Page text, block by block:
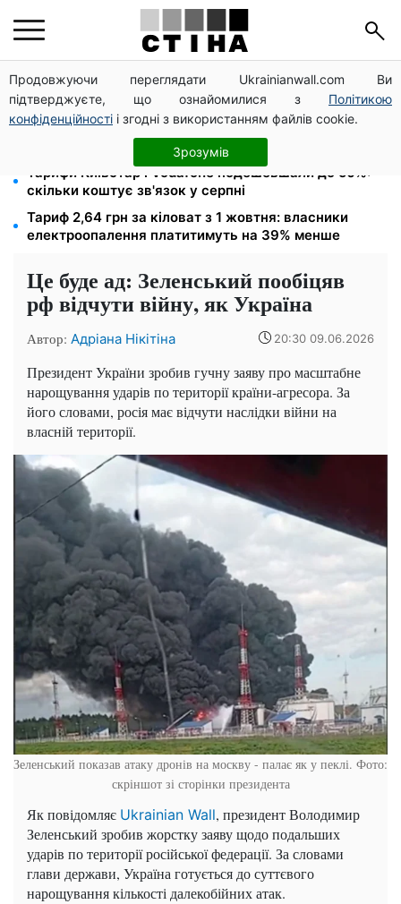
Продовжуючи переглядати Ukrainianwall.com Ви
підтверджуєте, що ознайомилися з Політикою
конфіденційності і згодні з використанням файлів cookie.
Зрозумів
Тариф на воду злетить до 124,89 грн за куб:
водоканали готують подвійне підвищення з вересня
Найнебезпечніший день — 12 серпня, а 16-те
змінить долю: місячний гороскоп на 10–16 серпня
Тарифи Київстар і Vodafone подешевшали до 50%:
скільки коштує зв'язок у серпні
Тариф 2,64 грн за кіловат з 1 жовтня: власники
електроопалення платитимуть на 39% менше
Це буде ад: Зеленський пообіцяв
рф відчути війну, як Україна
Автор: Адріана Нікітіна 20:30 09.06.2026
Президент України зробив гучну заяву про масштабне
нарощування ударів по території країни-агресора. За
його словами, росія має відчути наслідки війни на
власній території.
Зеленський показав атаку дронів на москву - палає як у пеклі. Фото:
скріншот зі сторінки президента
Як повідомляє Ukrainian Wall, президент Володимир
Зеленський зробив жорстку заяву щодо подальших
ударів по території російської федерації. За словами
глави держави, Україна готується до суттєвого
нарощування кількості далекобійних атак.